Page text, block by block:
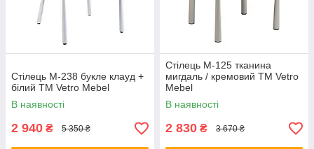
Стілець M-238 букле клауд +
білий TM Vetro Mebel
В наявності
2 940 ₴ 5 350 ₴
Стілець M-125 тканина
мигдаль / кремовий TM Vetro
Mebel
В наявності
2 830 ₴ 3 670 ₴